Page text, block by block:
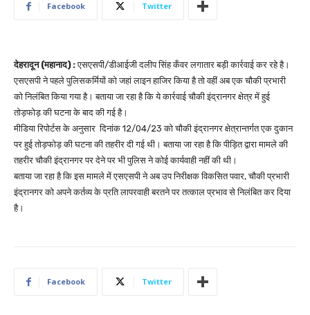
Facebook Twitter
देहरादून (महानाद) :एसएसपी/डीआईजी दलीप सिंह कँवर लगातार बड़ी कार्रवाई कर रहे है।
एसएसपी ने पहले पुलिसकर्मियों को जहां लाइन हाजिर किया है तो वहीं अब एक चौकी प्रभारी
को निलंबित किया गया है। बताया जा रहा है कि ये कार्रवाई चौकी इंद्रानगर क्षेत्र में हुई
तोड़फोड़ की घटना के बाद की गई है।
मीडिया रिपोर्टस के अनुसार दिनांक 12/04/23 को चौकी इंद्रानगर क्षेत्रान्तर्गत एक दुकान
पर हुई तोड़फोड़ की घटना की तहरीर दी गई थी। बताया जा रहा है कि पीड़ित द्वारा मामले की
तहरीर चौकी इंद्रानगर पर देने पर भी पुलिस ने कोई कार्यवाही नहीं की थी।
बताया जा रहा है कि इस मामले में एसएसपी ने अब उप निरीक्षक विकसित पवार, चौकी प्रभारी
इंद्रानगर को अपने कर्तव्य के प्रति लापरवाही बरतने पर तत्काल प्रभाव से निलंबित कर दिया
है।
Facebook Twitter